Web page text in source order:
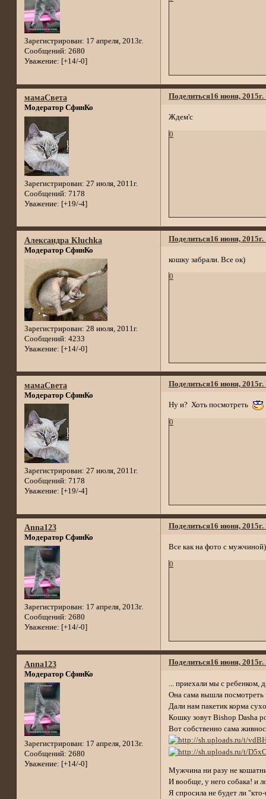
Зарегистрирован: 17 апреля, 2013г.
Сообщений: 2680
Уважение: [+14/-0]
Поделиться16 июня, 2015г.
мамаСвета
Модератор СфинКо
Зарегистрирован: 27 июля, 2011г.
Сообщений: 7178
Уважение: [+19/-4]
Ждем'с
0
Поделиться16 июня,
Александра Kluchka
Модератор СфинКо
Зарегистрирован: 28 июля, 2011г.
Сообщений: 4233
Уважение: [+14/-0]
кошку забрали. Все ок)
0
Поделиться16 июня,
мамаСвета
Модератор СфинКо
Зарегистрирован: 27 июля, 2011г.
Сообщений: 7178
Уважение: [+19/-4]
Ну и? Хоть посмотреть
0
Поделиться16 июня, 2015г.
Anna123
Модератор СфинКо
Зарегистрирован: 17 апреля, 2013г.
Сообщений: 2680
Уважение: [+14/-0]
Все как на фото с
0
Поделиться16 июня, 2015г.
Anna123
Модератор СфинКо
Зарегистрирован: 17 апреля, 2013г.
Сообщений: 2680
Уважение: [+14/-0]
... приехали мы с ребенком,
Она сама вышла посмотреть
Дали нам пакетик корма
Кошку зовут Bishop Dasha
Вот собственно сама
Мужчина ни разу не
И вообще, у него собака! и
Я спросила не будет ли